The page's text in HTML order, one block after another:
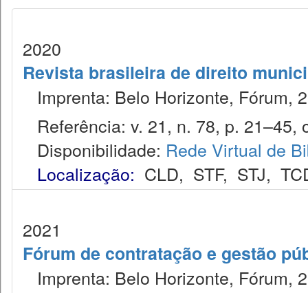
2020
Revista brasileira de direito
Imprenta: Belo Horizonte, Fórum,
Referência: v. 21, n. 78, p. 21–45,
Disponibilidade: Rede Virtual de
Localização: CLD, STF, STJ,
2021
Fórum de contratação e gestão
Imprenta: Belo Horizonte, Fórum,